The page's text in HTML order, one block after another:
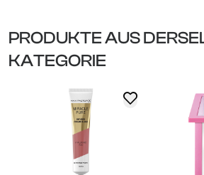
PRODUKTE AUS
KATEGORIE